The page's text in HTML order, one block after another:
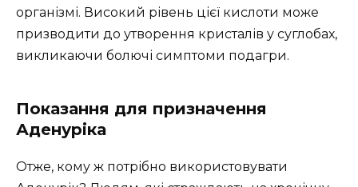
організмі. Високий рівень цієї кислоти може
призводити до утворення кристалів у суглобах,
викликаючи болючі симптоми подагри.
Показання для призначення
Аденуріка
Отже, кому ж потрібно використовувати